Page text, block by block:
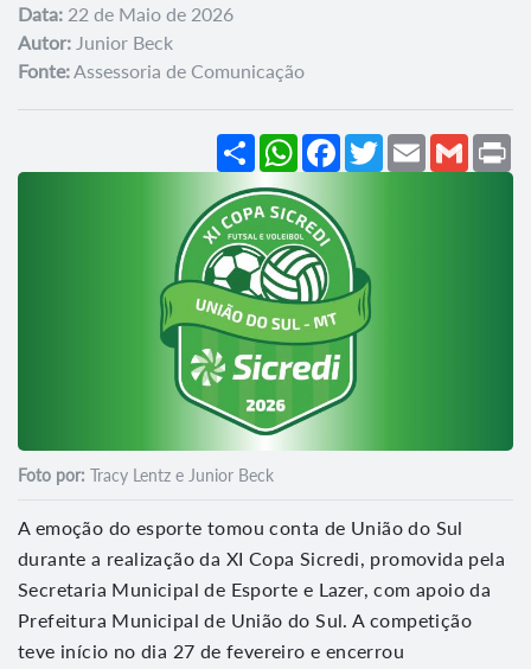
Data: 22 de Maio de 2026
Autor: Junior Beck
Fonte:Assessoria de Comunicação
ShareWhatsApp
Facebook
TwitterEmailGmail
Foto por: Tracy Lentz e Junior Beck
A emoção do esporte tomou conta de União do Sul
durante a realização da XI Copa Sicredi, promovida pela
Secretaria Municipal de Esporte e Lazer, com apoio da
Prefeitura Municipal de União do Sul. A competição
teve início no dia 27 de fevereiro e encerrou